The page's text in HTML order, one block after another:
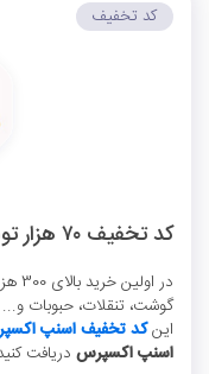
کد تخفیف ۷۰ هزار تومانی اولین خرید اسنپ اکسپرس
در
گوشت، تنقلات، حبوبات
اینکد تخفیف اسنپ
اسنپ اکسپرس دریافت
کد تخفیف